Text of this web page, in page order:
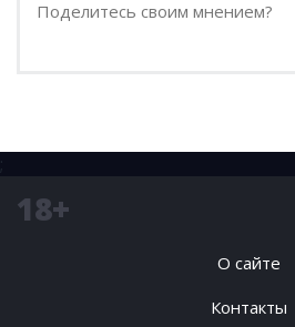
;
18+
О сайте
Контакты